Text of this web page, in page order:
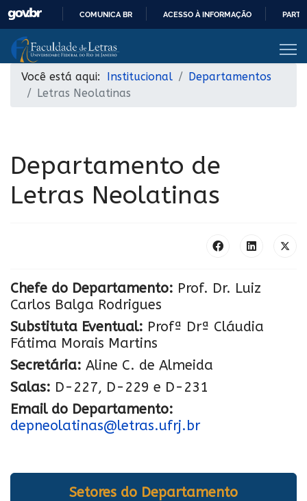
COMUNICA BR ACESSO À INFORMAÇÃO
Você está aqui: Institucional
Departamentos
Letras Neolatinas
Departamento de
Letras Neolatinas
Chefe do Departamento: Prof. Dr. Luiz
Carlos Balga Rodrigues
Substituta Eventual: Profª Drª Cláudia
Fátima Morais Martins
Secretária: Aline C. de Almeida
Salas: D-227, D-229 e D-231
Email do Departamento:
depneolatinas@letras.ufrj.br
Setores do Departamento